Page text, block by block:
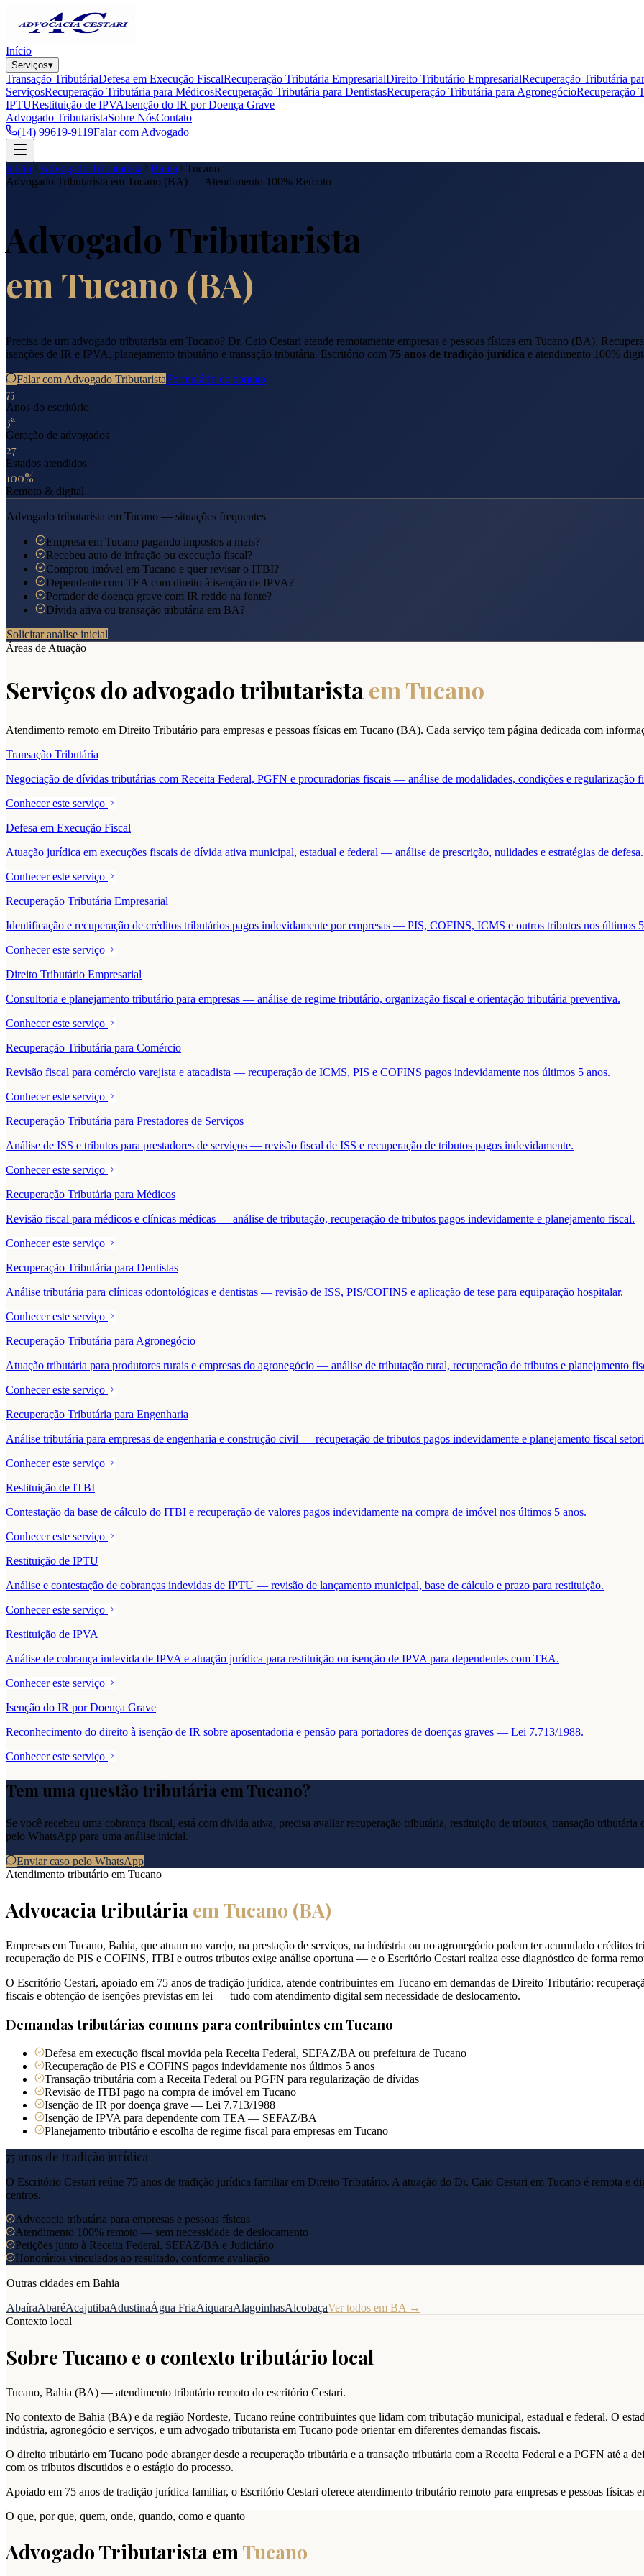
Início
Serviços▾
Transação TributáriaDefesa em Execução FiscalRecuperação Tributária EmpresarialDireito Tributário EmpresarialRecuperação Tributária
ServiçosRecuperação Tributária para MédicosRecuperação Tributária para DentistasRecuperação Tributária para AgronegócioRecuperação
IPTURestituição de IPVAIsenção do IR por Doença Grave
Advogado TributaristaSobre NósContato
(14) 99619-9119Falar com Advogado
Início Advogado Tributarista Bahia
Tucano
Advogado Tributarista em Tucano (BA) — Atendimento 100% Remoto
Advogado Tributarista
em Tucano (BA)
Precisa de um advogado tributarista em Tucano? Dr. Caio Cestari atende remotamente empresas e pessoas físicas em Tucano (BA).
isenções de IR e IPVA, planejamento tributário e transação tributária. Escritório com 75 anos de tradição jurídica e atendimento 100%
Falar com Advogado TributaristaFormulário de contato
75
Anos do escritório
3ª
Geração de advogados
27
Estados atendidos
100%
Remoto & digital
Advogado tributarista em Tucano — situações frequentes
Empresa em Tucano pagando impostos a mais?
Recebeu auto de infração ou execução fiscal?
Comprou imóvel em Tucano e quer revisar o ITBI?
Dependente com TEA com direito à isenção de IPVA?
Portador de doença grave com IR retido na fonte?
Dívida ativa ou transação tributária em BA?
Solicitar análise inicial
Áreas de Atuação
Serviços do advogado tributaristaemTucano
Atendimento remoto em Direito Tributário para empresas e pessoas físicas em Tucano (BA). Cada serviço tem página dedicada com
Transação Tributária
Negociação de dívidas tributárias com Receita Federal, PGFN e procuradorias fiscais — análise de modalidades, condições e regularização
Conhecer este serviço
Defesa em Execução Fiscal
Atuação jurídica em execuções fiscais de dívida ativa municipal, estadual e federal — análise de prescrição, nulidades e estratégias de defesa.
Conhecer este serviço
Recuperação Tributária Empresarial
Identificação e recuperação de créditos tributários pagos indevidamente por empresas — PIS, COFINS, ICMS e outros tributos nos últimos
Conhecer este serviço
Direito Tributário Empresarial
Consultoria e planejamento tributário para empresas — análise de regime tributário, organização fiscal e orientação tributária preventiva.
Conhecer este serviço
Recuperação Tributária para Comércio
Revisão fiscal para comércio varejista e atacadista — recuperação de ICMS, PIS e COFINS pagos indevidamente nos últimos 5 anos.
Conhecer este serviço
Recuperação Tributária para Prestadores de Serviços
Análise de ISS e tributos para prestadores de serviços — revisão fiscal de ISS e recuperação de tributos pagos indevidamente.
Conhecer este serviço
Recuperação Tributária para Médicos
Revisão fiscal para médicos e clínicas médicas — análise de tributação, recuperação de tributos pagos indevidamente e planejamento fiscal.
Conhecer este serviço
Recuperação Tributária para Dentistas
Análise tributária para clínicas odontológicas e dentistas — revisão de ISS, PIS/COFINS e aplicação de tese para equiparação hospitalar.
Conhecer este serviço
Recuperação Tributária para Agronegócio
Atuação tributária para produtores rurais e empresas do agronegócio — análise de tributação rural, recuperação de tributos e planejamento
Conhecer este serviço
Recuperação Tributária para Engenharia
Análise tributária para empresas de engenharia e construção civil — recuperação de tributos pagos indevidamente e planejamento fiscal
Conhecer este serviço
Restituição de ITBI
Contestação da base de cálculo do ITBI e recuperação de valores pagos indevidamente na compra de imóvel nos últimos 5 anos.
Conhecer este serviço
Restituição de IPTU
Análise e contestação de cobranças indevidas de IPTU — revisão de lançamento municipal, base de cálculo e prazo para restituição.
Conhecer este serviço
Restituição de IPVA
Análise de cobrança indevida de IPVA e atuação jurídica para restituição ou isenção de IPVA para dependentes com TEA.
Conhecer este serviço
Isenção do IR por Doença Grave
Reconhecimento do direito à isenção de IR sobre aposentadoria e pensão para portadores de doenças graves — Lei 7.713/1988.
Conhecer este serviço
Tem uma questão tributária em Tucano?
Se você recebeu uma cobrança fiscal, está com dívida ativa, precisa avaliar recuperação tributária, restituição de tributos, transação tributária
pelo WhatsApp para uma análise inicial.
Enviar caso pelo WhatsApp
Atendimento tributário em Tucano
Advocacia tributáriaemTucano (BA)
Empresas em Tucano, Bahia, que atuam no varejo, na prestação de serviços, na indústria ou no agronegócio podem ter acumulado créditos
recuperação de PIS e COFINS, ITBI e outros tributos exige análise oportuna — e o Escritório Cestari realiza esse diagnóstico de forma
O Escritório Cestari, apoiado em 75 anos de tradição jurídica, atende contribuintes em Tucano em demandas de Direito Tributário:
fiscais e obtenção de isenções previstas em lei — tudo com atendimento digital sem necessidade de deslocamento.
Demandas tributárias comuns para contribuintes em Tucano
Defesa em execução fiscal movida pela Receita Federal, SEFAZ/BA ou prefeitura de Tucano
Recuperação de PIS e COFINS pagos indevidamente nos últimos 5 anos
Transação tributária com a Receita Federal ou PGFN para regularização de dívidas
Revisão de ITBI pago na compra de imóvel em Tucano
Isenção de IR por doença grave — Lei 7.713/1988
Isenção de IPVA para dependente com TEA — SEFAZ/BA
Planejamento tributário e escolha de regime fiscal para empresas em Tucano
75 anos de tradição jurídica
O Escritório Cestari reúne 75 anos de tradição jurídica familiar em Direito Tributário. A atuação do Dr. Caio Cestari em Tucano é remota e
centros.
Advocacia tributária para empresas e pessoas físicas
Atendimento 100% remoto — sem necessidade de deslocamento
Petições junto à Receita Federal, SEFAZ/BA e Judiciário
Honorários vinculados ao resultado, conforme avaliação
Outras cidades em Bahia
AbaíraAbaréAcajutibaAdustinaÁgua FriaAiquaraAlagoinhasAlcobaçaVer todos em BA →
Contexto local
SobreTucano e o contexto tributário local
Tucano, Bahia (BA) — atendimento tributário remoto do escritório Cestari.
No contexto de Bahia (BA) e da região Nordeste, Tucano reúne contribuintes que lidam com tributação municipal, estadual e federal. O
indústria, agronegócio e serviços, e um advogado tributarista em Tucano pode orientar em diferentes demandas fiscais.
O direito tributário em Tucano pode abranger desde a recuperação tributária e a transação tributária com a Receita Federal e a PGFN até a
com os tributos discutidos e o estágio do processo.
Apoiado em 75 anos de tradição jurídica familiar, o Escritório Cestari oferece atendimento tributário remoto para empresas e pessoas
O que, por que, quem, onde, quando, como e quanto
Advogado Tributarista emTucano